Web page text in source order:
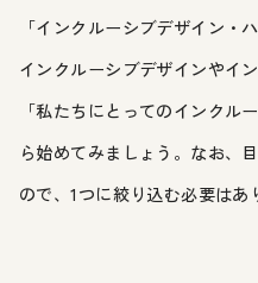
「インクルーシブデザイン・
インクルーシブデザインやイ
「私たちにとってのインクル
ら始めてみましょう。なお、
ので、1つに絞り込む必要はあ